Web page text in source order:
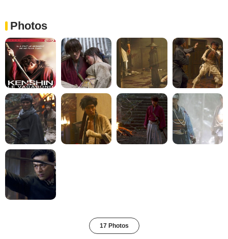
Photos
17 Photos